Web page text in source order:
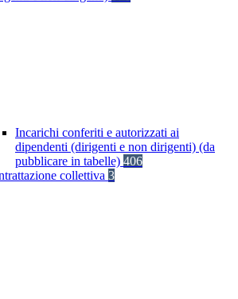
Incarichi conferiti e autorizzati ai
dipendenti (dirigenti e non dirigenti) (da
pubblicare in tabelle) 406
collettiva 3